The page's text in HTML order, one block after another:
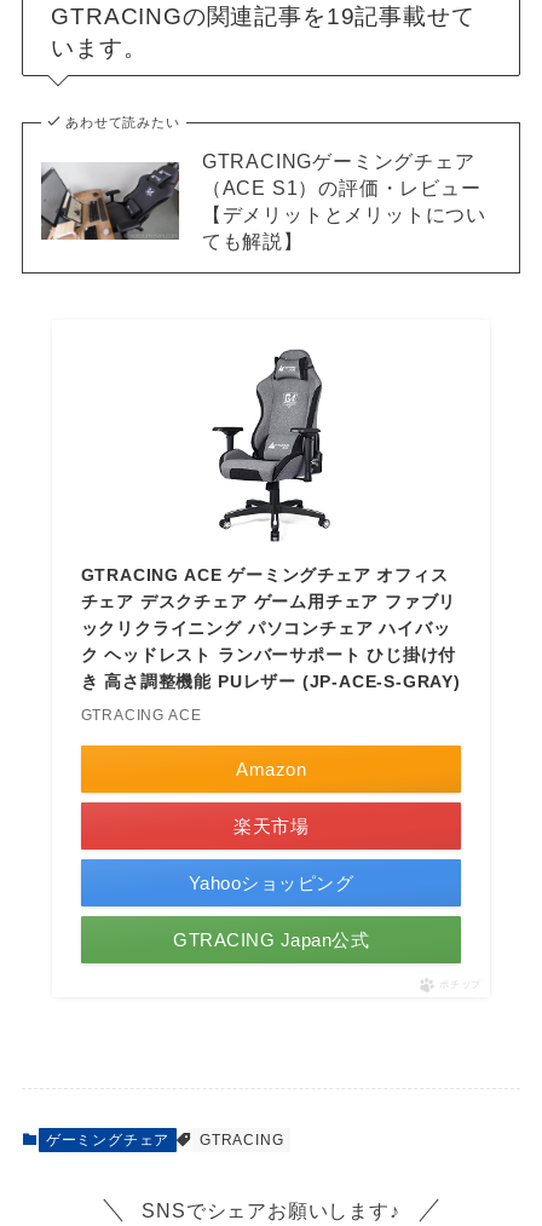
GTRACINGの関連記事を19記事載せて
います。
あわせて読みたい
GTRACINGゲーミングチェア
（ACE S1）の評価・レビュー
【デメリットとメリットについ
ても解説】
GTRACING ACE ゲーミングチェア オフィス
チェア デスクチェア ゲーム用チェア ファブリ
ックリクライニング パソコンチェア ハイバッ
ク ヘッドレスト ランバーサポート ひじ掛け付
き 高さ調整機能 PUレザー (JP-ACE-S-GRAY)
GTRACING ACE
Amazon
楽天市場
Yahooショッピング
GTRACING Japan公式
ポチップ
ゲーミングチェア GTRACING
SNSでシェアお願いします♪